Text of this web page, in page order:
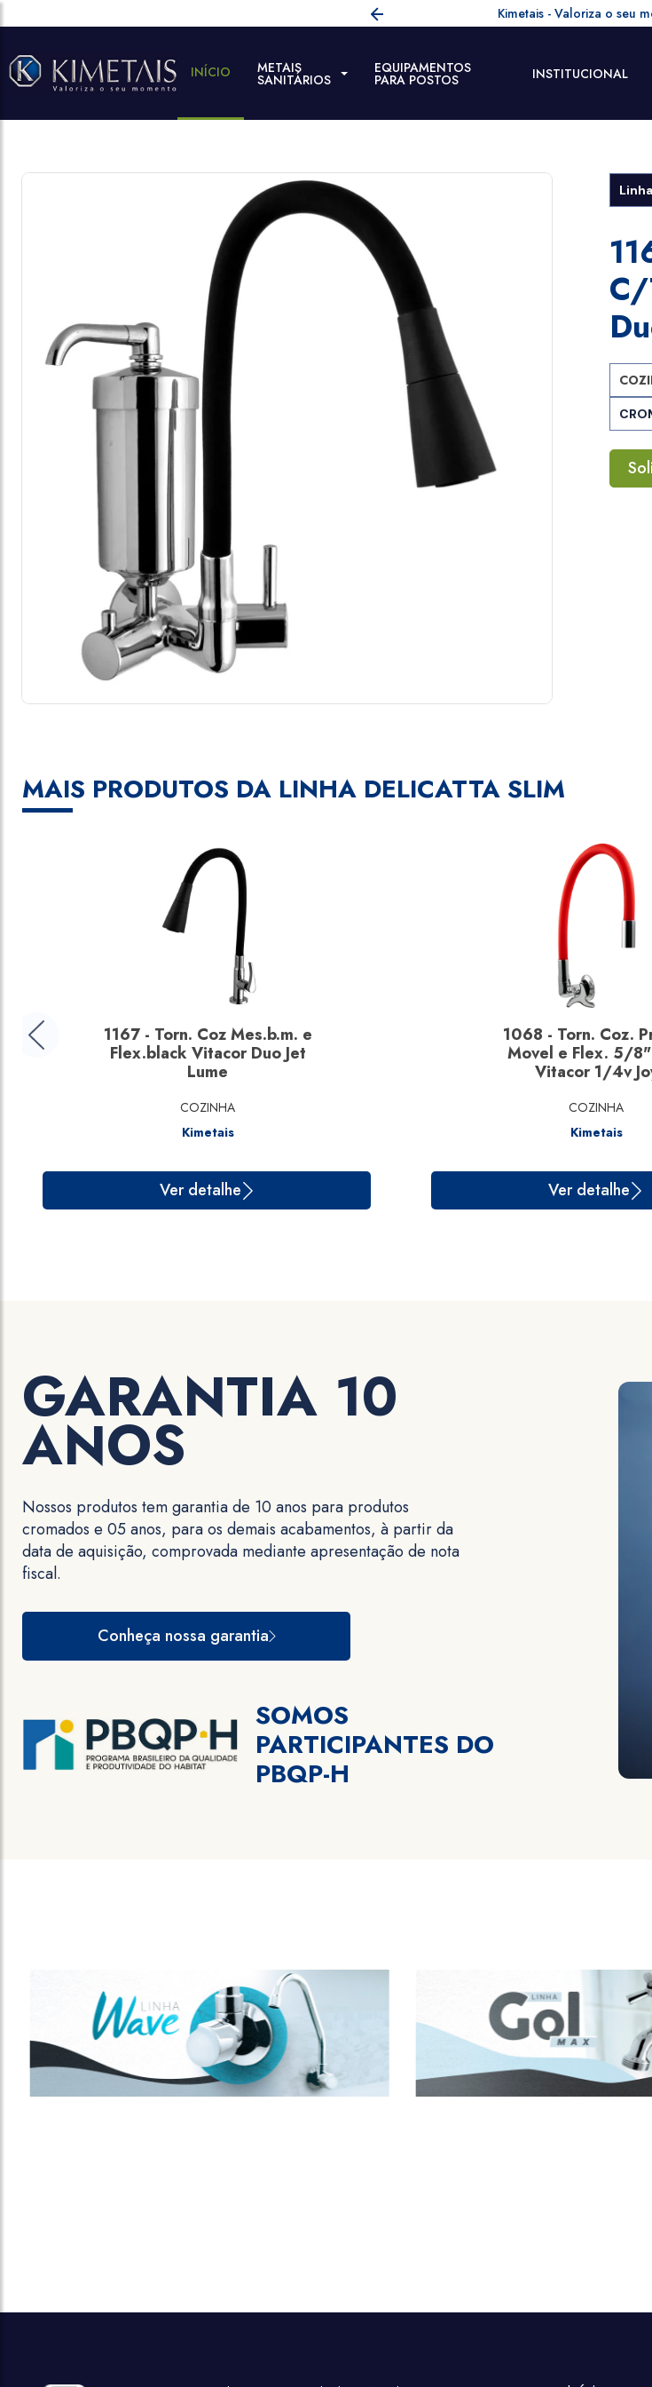
Kimetais - Valoriza o seu
INÍCIO METAIS
SANITÁRIOS
EQUIPAMENTOS
PARA POSTOS INSTITUCIONAL
MAIS PRODUTOS DA LINHA DELICATTA SLIM
1167 - Torn. Coz Mes.b.m. e
Flex.black Vitacor Duo Jet
Lume
COZINHA
Kimetais
Ver detalhe
1068 - Torn. Coz.
Movel e Flex. 5/
Vitacor 1/4v
COZINHA
Kimetais
Ver detalhe
GARANTIA 10
ANOS
Nossos produtos tem garantia de 10 anos para produtos
cromados e 05 anos, para os demais acabamentos, à partir da
data de aquisição, comprovada mediante apresentação de nota
fiscal.
Conheça nossa garantia
SOMOS
PARTICIPANTES DO
PBQP-H